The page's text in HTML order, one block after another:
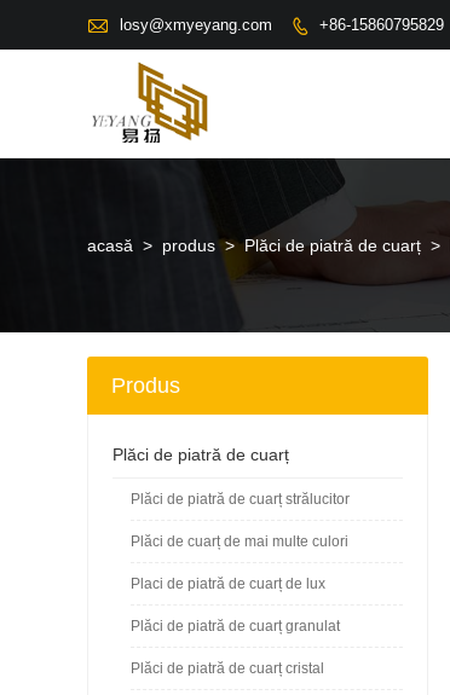
 losy@xmyeyang.com  +86-15860795829
acasă > produs > Plăci de piatră de cuarț >
Produs
Plăci de piatră de cuarț
Plăci de piatră de cuarț strălucitor
Plăci de cuarț de mai multe culori
Placi de piatră de cuarț de lux
Plăci de piatră de cuarț granulat
Plăci de piatră de cuarț cristal